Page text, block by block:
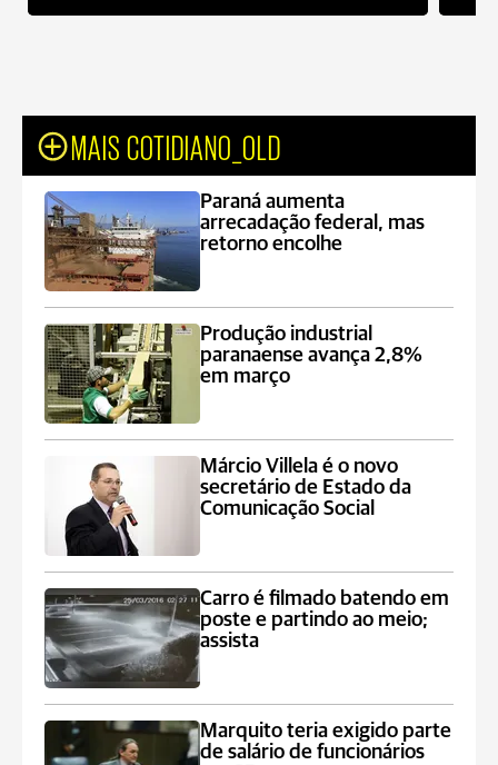
MAIS COTIDIANO_OLD
Paraná aumenta
arrecadação federal, mas
retorno encolhe
Produção industrial
paranaense avança 2,8%
em março
Márcio Villela é o novo
secretário de Estado da
Comunicação Social
Carro é filmado batendo em
poste e partindo ao meio;
assista
Marquito teria exigido parte
de salário de funcionários